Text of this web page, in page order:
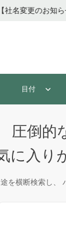
【社名変更のお知
目付
圧倒的
に入り
を横断検索し、